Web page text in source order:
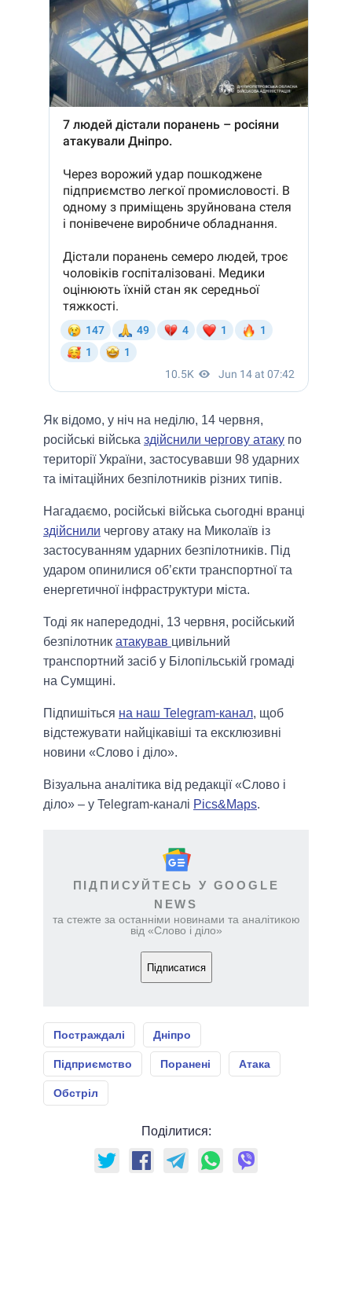
Як відомо, у ніч на неділю, 14 червня,
російські війська здійснили чергову атаку по
території України, застосувавши 98 ударних
та імітаційних безпілотників різних типів.
Нагадаємо, російські війська сьогодні вранці
здійснили чергову атаку на Миколаїв із
застосуванням ударних безпілотників. Під
ударом опинилися об’єкти транспортної та
енергетичної інфраструктури міста.
Тоді як напередодні, 13 червня, російський
безпілотник атакував цивільний
транспортний засіб у Білопільській громаді
на Сумщині.
Підпишіться на наш Telegram-канал, щоб
відстежувати найцікавіші та ексклюзивні
новини «Слово і діло».
Візуальна аналітика від редакції «Слово і
діло» – у Telegram-каналі Pics&Maps.
ПІДПИСУЙТЕСЬ У GOOGLE
NEWS
та стежте за останніми новинами та аналітикою
від «Слово і діло»
Підписатися
Постраждалі Дніпро
Підприємство Поранені Атака
Обстріл
Поділитися: